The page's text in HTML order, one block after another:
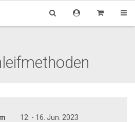
12. - 16. Jun. 2023